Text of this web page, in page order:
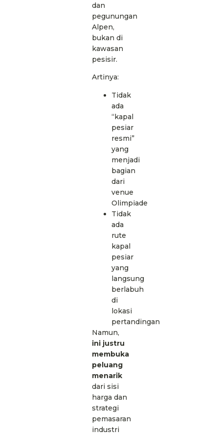
dan
pegunungan
Alpen,
bukan di
kawasan
pesisir.
Artinya:
Tidak
ada
“kapal
pesiar
resmi”
yang
menjadi
bagian
dari
venue
Olimpiade
Tidak
ada
rute
kapal
pesiar
yang
langsung
berlabuh
di
lokasi
pertandingan
Namun,
ini justru
membuka
peluang
menarik
dari sisi
harga dan
strategi
pemasaran
industri